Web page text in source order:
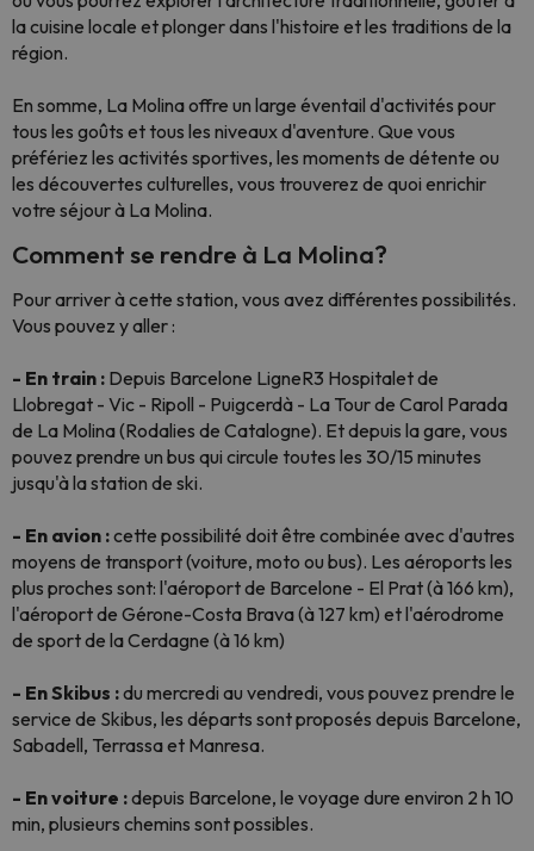
la cuisine locale et plonger dans l'histoire et les traditions de la
région.
En somme, La Molina offre un large éventail d'activités pour
tous les goûts et tous les niveaux d'aventure. Que vous
préfériez les activités sportives, les moments de détente ou
les découvertes culturelles, vous trouverez de quoi enrichir
votre séjour à La Molina.
Comment se rendre à La Molina?
Pour arriver à cette station, vous avez différentes possibilités.
Vous pouvez y aller :
- En train : Depuis Barcelone LigneR3 Hospitalet de
Llobregat - Vic - Ripoll - Puigcerdà - La Tour de Carol Parada
de La Molina (Rodalies de Catalogne). Et depuis la gare, vous
pouvez prendre un bus qui circule toutes les 30/15 minutes
jusqu'à la station de ski.
- En avion :cette possibilité doit être combinée avec d'autres
moyens de transport (voiture, moto ou bus). Les aéroports les
plus proches sont: l'aéroport de Barcelone - El Prat (à 166 km),
l'aéroport de Gérone-Costa Brava (à 127 km) et l'aérodrome
de sport de la Cerdagne (à 16 km)
- En Skibus :du mercredi au vendredi, vous pouvez prendre le
service de Skibus, les départs sont proposés depuis Barcelone,
Sabadell, Terrassa et Manresa.
- En voiture :depuis Barcelone, le voyage dure environ 2 h 10
min, plusieurs chemins sont possibles.